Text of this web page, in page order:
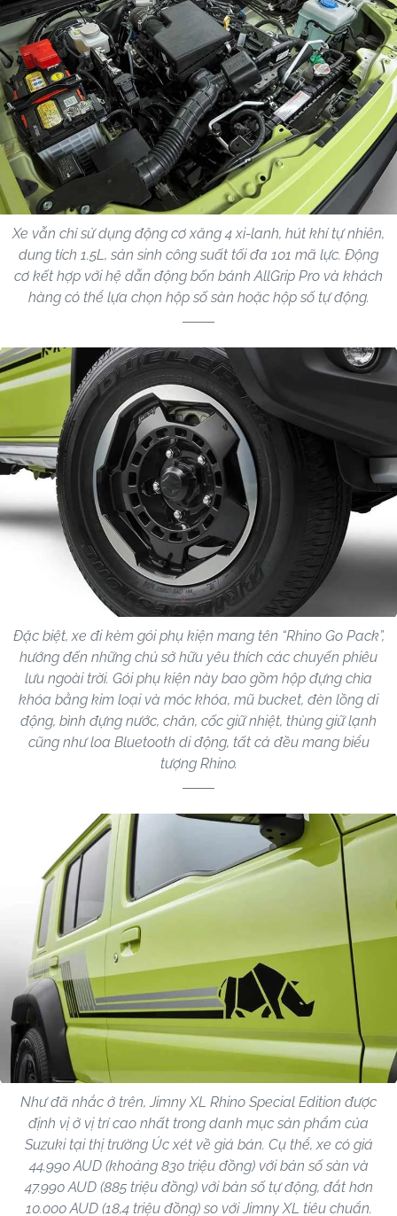
Xe vẫn chỉ sử dụng động cơ xăng 4 xi-lanh, hút khí tự nhiên,
dung tích 1.5L, sản sinh công suất tối đa 101 mã lực. Động
cơ kết hợp với hệ dẫn động bốn bánh AllGrip Pro và khách
hàng có thể lựa chọn hộp số sàn hoặc hộp số tự động.
Đặc biệt, xe đi kèm gói phụ kiện mang tên “Rhino Go Pack”,
hướng đến những chủ sở hữu yêu thích các chuyến phiêu
lưu ngoài trời. Gói phụ kiện này bao gồm hộp đựng chìa
khóa bằng kim loại và móc khóa, mũ bucket, đèn lồng di
động, bình đựng nước, chăn, cốc giữ nhiệt, thùng giữ lạnh
cũng như loa Bluetooth di động, tất cả đều mang biểu
tượng Rhino.
Như đã nhắc ở trên, Jimny XL Rhino Special Edition được
định vị ở vị trí cao nhất trong danh mục sản phẩm của
Suzuki tại thị trường Úc xét về giá bán. Cụ thể, xe có giá
44.990 AUD (khoảng 830 triệu đồng) với bản số sàn và
47.990 AUD (885 triệu đồng) với bản số tự động, đắt hơn
10.000 AUD (18,4 triệu đồng) so với Jimny XL tiêu chuẩn.